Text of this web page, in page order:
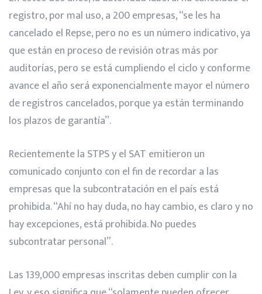
registro, por mal uso, a 200 empresas, “se les ha
cancelado el Repse, pero no es un número indicativo, ya
que están en proceso de revisión otras más por
auditorías, pero se está cumpliendo el ciclo y conforme
avance el año será exponencialmente mayor el número
de registros cancelados, porque ya están terminando
los plazos de garantía”.
Recientemente la STPS y el SAT emitieron un
comunicado conjunto con el fin de recordar a las
empresas que la subcontratación en el país está
prohibida. “Ahí no hay duda, no hay cambio, es claro y no
hay excepciones, está prohibida. No puedes
subcontratar personal”.
Las 139,000 empresas inscritas deben cumplir con la